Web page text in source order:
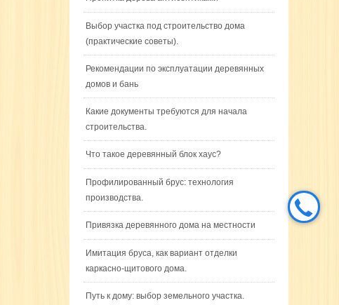
Выбор участка под строительство дома
(практические советы).
Рекомендации по эксплуатации деревянных
домов и бань
Какие документы требуются для начала
строительства.
Что такое деревянный блок хаус?
Профилированный брус: технология
производства.
Привязка деревянного дома на местности
Имитация бруса, как вариант отделки
каркасно-щитового дома.
Путь к дому: выбор земельного участка.